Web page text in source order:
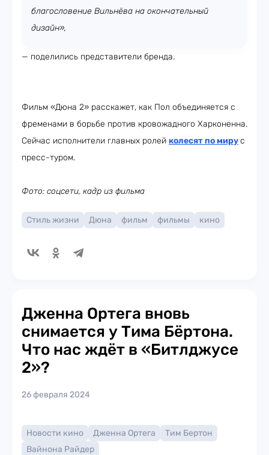
благословение Вильнёва на окончательный
дизайн»,
— поделились представители бренда.
Фильм «Дюна 2» расскажет, как Пол объединяется с
фременами в борьбе против кровожадного Харконенна.
Сейчас исполнители главных ролей колесят по мирус
пресс-туром.
Фото: соцсети, кадр из фильма
Стиль жизни Дюна фильм фильмы кино
Дженна Ортега вновь
снимается у Тима Бёртона.
Что нас ждёт в «Битлджусе
2»?
26 февраля 2024
Новости кино Дженна Ортега
Тим Бертон
Вайнона Райдер